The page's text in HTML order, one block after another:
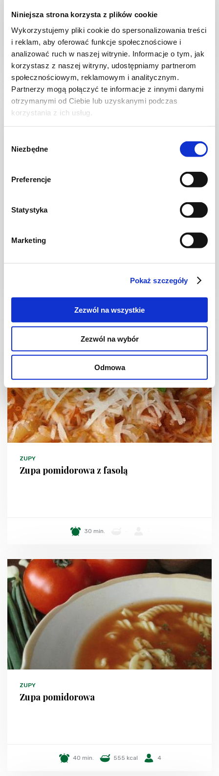
Niniejsza strona korzysta z plików cookie
Wykorzystujemy pliki cookie do spersonalizowania treści
i reklam, aby oferować funkcje społecznościowe i
analizować ruch w naszej witrynie. Informacje o tym, jak
korzystasz z naszej witryny, udostępniamy partnerom
społecznościowym, reklamowym i analitycznym.
Partnerzy mogą połączyć te informacje z innymi danymi
otrzymanymi od Ciebie lub uzyskanymi podczas
korzystania z ich usług.
zgody
Niezbędne
Preferencje
Statystyka
Marketing
Pokaż szczegóły
Zezwól na wszystkie
Zezwól na wybór
Odmowa
40 min. - -
Zupa koperkowa
ZUPY
Zupa pomidorowa z fasolą
30 min.
ZUPY
Zupa pomidorowa
40 min. 555 kcal 4